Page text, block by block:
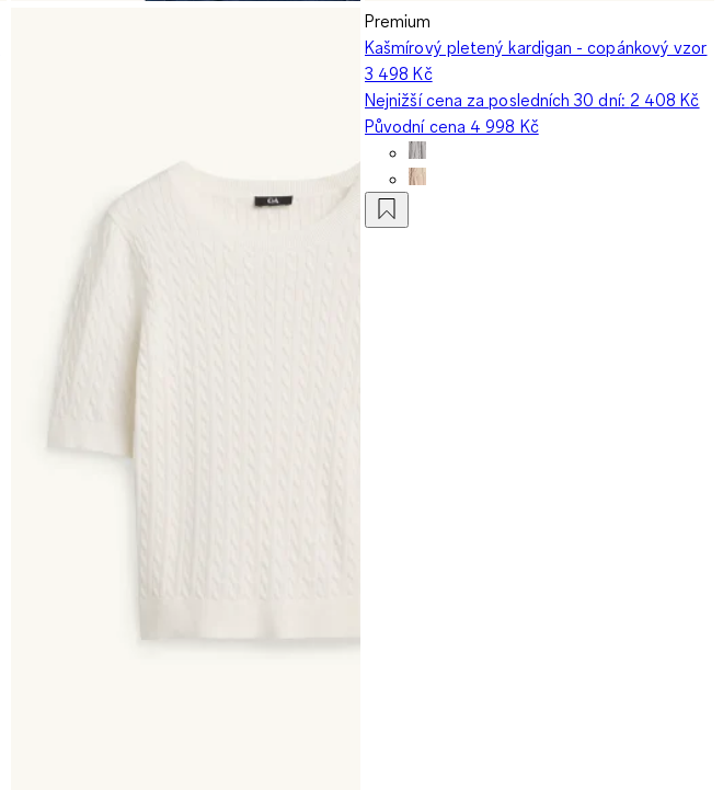
Premium
Kašmírový pletený kardigan - copánkový vzor
3 498 Kč
Nejnižší cena za posledních 30 dní: 2 408 Kč
Původní cena 4 998 Kč